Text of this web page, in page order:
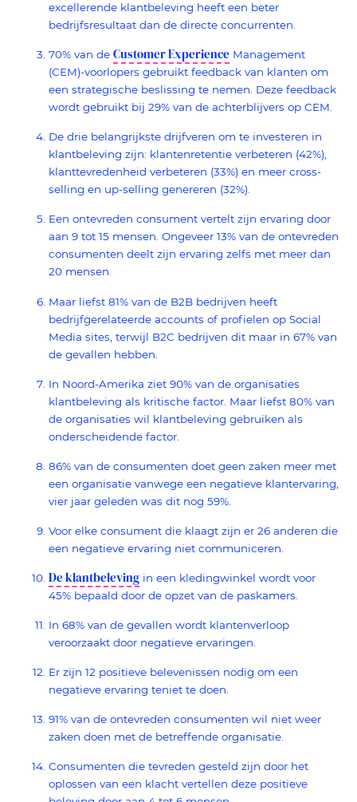
excellerende klantbeleving heeft een beter
bedrijfsresultaat dan de directe concurrenten.
70% van de Customer Experience Management
(CEM)-voorlopers gebruikt feedback van klanten om
een strategische beslissing te nemen. Deze feedback
wordt gebruikt bij 29% van de achterblijvers op CEM.
De drie belangrijkste drijfveren om te investeren in
klantbeleving zijn: klantenretentie verbeteren (42%),
klanttevredenheid verbeteren (33%) en meer cross-
selling en up-selling genereren (32%).
Een ontevreden consument vertelt zijn ervaring door
aan 9 tot 15 mensen. Ongeveer 13% van de ontevreden
consumenten deelt zijn ervaring zelfs met meer dan
20 mensen.
Maar liefst 81% van de B2B bedrijven heeft
bedrijfgerelateerde accounts of profielen op Social
Media sites, terwijl B2C bedrijven dit maar in 67% van
de gevallen hebben.
In Noord-Amerika ziet 90% van de organisaties
klantbeleving als kritische factor. Maar liefst 80% van
de organisaties wil klantbeleving gebruiken als
onderscheidende factor.
86% van de consumenten doet geen zaken meer met
een organisatie vanwege een negatieve klantervaring,
vier jaar geleden was dit nog 59%.
Voor elke consument die klaagt zijn er 26 anderen die
een negatieve ervaring niet communiceren.
De klantbeleving in een kledingwinkel wordt voor
45% bepaald door de opzet van de paskamers.
In 68% van de gevallen wordt klantenverloop
veroorzaakt door negatieve ervaringen.
Er zijn 12 positieve belevenissen nodig om een
negatieve ervaring teniet te doen.
91% van de ontevreden consumenten wil niet weer
zaken doen met de betreffende organisatie.
Consumenten die tevreden gesteld zijn door het
oplossen van een klacht vertellen deze positieve